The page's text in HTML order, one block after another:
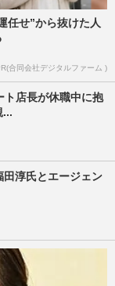
任せ”から抜けた人
合同会社デジタルファーム )
ト店長が休職中に抱
...
淳氏とエージェン